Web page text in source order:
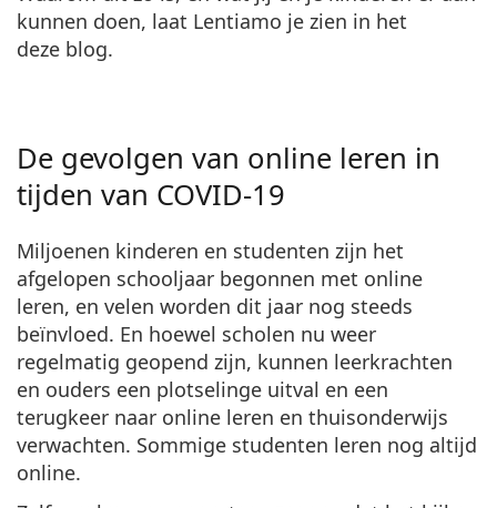
Alle merken
Persol
Alle merken
Alle lenzenvloeistoffen
Offline
kunnen doen, laat Lentiamo je zien in het
deze blog.
De gevolgen van online leren in
tijden van COVID-19
Miljoenen kinderen en studenten zijn het
afgelopen schooljaar begonnen met online
leren, en velen worden dit jaar nog steeds
beïnvloed. En hoewel scholen nu weer
regelmatig geopend zijn, kunnen leerkrachten
en ouders een plotselinge uitval en een
terugkeer naar online leren en thuisonderwijs
verwachten. Sommige studenten leren nog altijd
online.